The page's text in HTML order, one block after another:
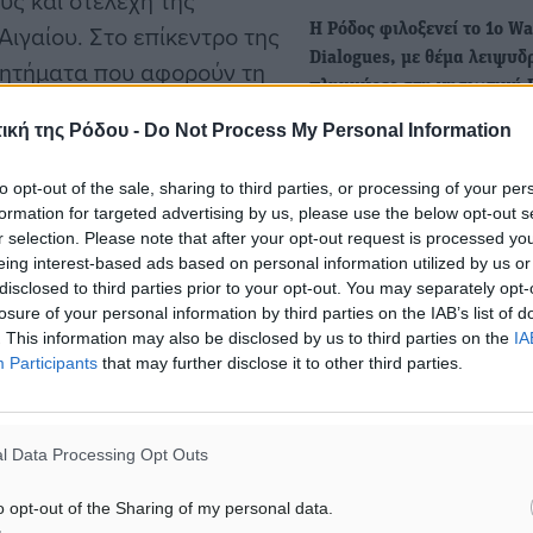
της Ρόδου - Do Not Process My Personal Information
opt-out of the sale, sharing to third parties, or processing of your
for targeted advertising by us, please use the below opt-out
selection. Please note that after your opt-out request is processed
interest-based ads based on personal information utilized by us
to third parties prior to your opt-out. You may separately
of your personal information by third parties on the IAB’s list of
This information may also be disclosed by us to third parties on the
Participants that may further disclose it to other third parties.
Data Processing Opt Outs
opt-out of the Sharing of my personal data.
Στο επίκεντρο της
που αφορούν τη
του έργου
περιοχή Λίμνες του
δημοπράτησης του
με έμφαση την
Νισύρου από την
από τη
στο Δήμο Νισύρου.
τις εργασίες του
στη Ρόδο από
Δωδεκανήσου, με
Το συνέδριο είχε
Η Ρόδος φιλοξενεί το 1ο
Dialogues, με θέμα
πλημμύρες στη νησιωτική
Το Ινστιτούτο Ερευνών
ARE GREECE» και…
Η Ρόδος στο επίκεντρο της
συζήτησης για το
λίγες ώρες ξεκινά το 1ο
Dialogues»
Το Ινστιτούτου Ερευνών
Ελλάδας (ΤΕΕ),